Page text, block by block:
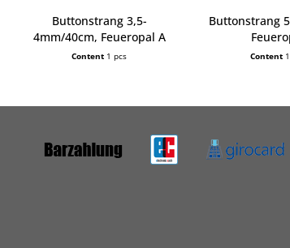
Buttonstrang 3,5-
4mm/40cm, Feueropal A
Content 1 pcs
Buttonstrang
Content